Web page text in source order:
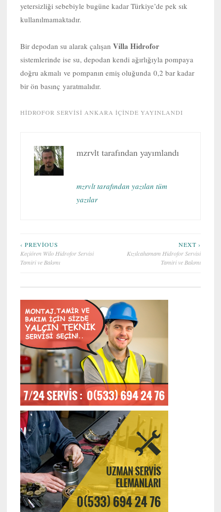
yetersizliği sebebiyle bugüne kadar Türkiye’de pek sık
kullanılmamaktadır.
Bir depodan su alarak çalışan Villa Hidrofor
sistemlerinde ise su, depodan kendi ağırlığıyla pompaya
doğru akmalı ve pompanın emiş oluğunda 0,2 bar kadar
bir ön basınç yaratmalıdır.
HIDROFOR SERVISI ANKARA IÇINDE YAYINLANDI
mzrvlt tarafından yayımlandı
mzrvlt tarafından yazılan tüm
yazılar
Yazı
gezinmesi
‹ PREVIOUS
Keçiören Wilo Hidrofor Servisi
Tamiri ve Bakımı
NEXT ›
Kızılcahamam Hidrofor Servisi
Tamiri ve Bakımı